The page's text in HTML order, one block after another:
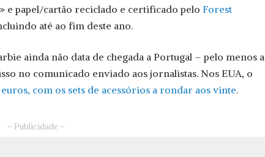
e papel/cartão reciclado e certificado pelo Forest
até ao fim deste ano.
ainda não data de chegada a Portugal – pelo menos a
no comunicado enviado aos jornalistas. Nos EUA, o
com os sets de acessórios a rondar aos vinte.
– Publicidade –